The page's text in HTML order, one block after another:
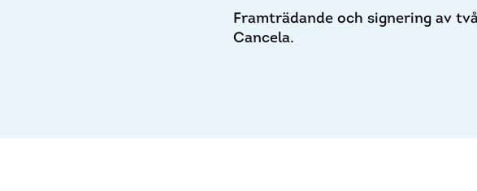
Framträdande och signering av
Cancela.